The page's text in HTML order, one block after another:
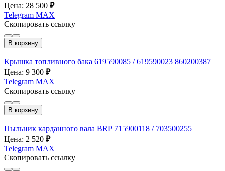
Цена: 28 500 ₽
Telegram MAX
Скопировать ссылку
В корзину
Крышка топливного бака 619590085 / 619590023 860200387
Цена: 9 300 ₽
Telegram MAX
Скопировать ссылку
В корзину
Пыльник карданного вала BRP 715900118 / 703500255
Цена: 2 520 ₽
Telegram MAX
Скопировать ссылку